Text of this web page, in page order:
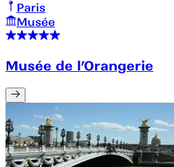
Paris
Musée
Musée de l’Orangerie